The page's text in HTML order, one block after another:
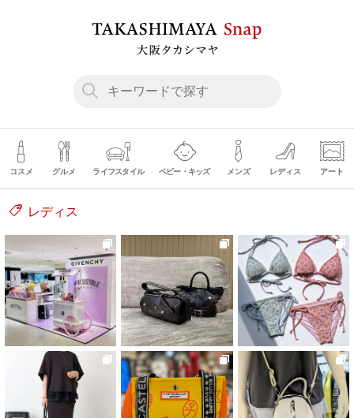
コスメ グルメ ライフスタイル ベビー・キッズ メンズ レディス アート
レディス